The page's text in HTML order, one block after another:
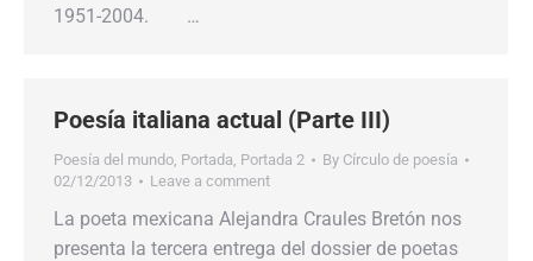
1951-2004. …
Poesía italiana actual (Parte III)
Poesía del mundo, Portada, Portada 2 By Círculo de poesía
02/12/2013
Leave a comment
La poeta mexicana Alejandra Craules Bretón nos
presenta la tercera entrega del dossier de poetas